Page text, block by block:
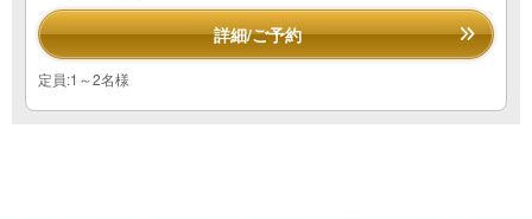
詳細/ご予約
定員:1～2名様